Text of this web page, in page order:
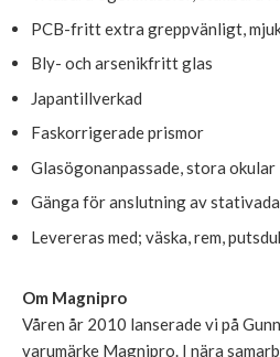
PCB-fritt extra greppvänligt,
Bly- och arsenikfritt glas
Japantillverkad
Faskorrigerade prismor
Glasögonanpassade, stora okular
Gänga för anslutning av
Levereras med; väska, rem,
Om Magnipro
Våren år 2010 lanserade vi på
varumärke Magnipro. I nära